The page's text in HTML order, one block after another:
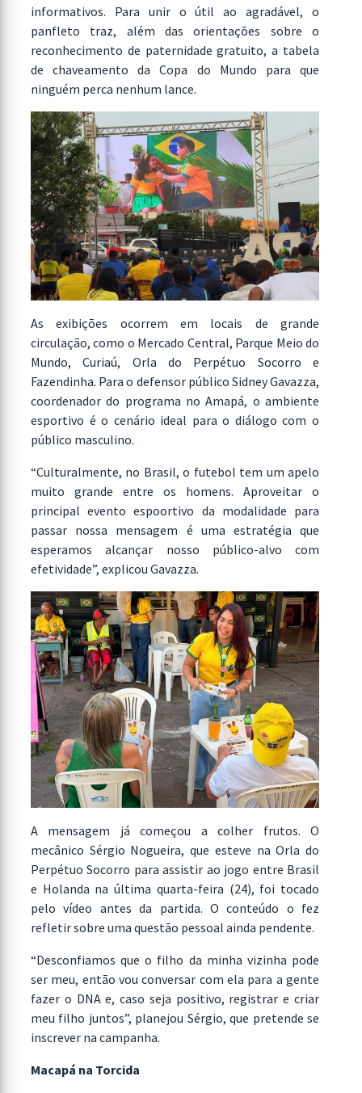
informativos. Para unir o útil ao agradável, o
panfleto traz, além das orientações sobre o
reconhecimento de paternidade gratuito, a tabela
de chaveamento da Copa do Mundo para que
ninguém perca nenhum lance.
As exibições ocorrem em locais de grande
circulação, como o Mercado Central, Parque Meio do
Mundo, Curiaú, Orla do Perpétuo Socorro e
Fazendinha. Para o defensor público Sidney Gavazza,
coordenador do programa no Amapá, o ambiente
esportivo é o cenário ideal para o diálogo com o
público masculino.
“Culturalmente, no Brasil, o futebol tem um apelo
muito grande entre os homens. Aproveitar o
principal evento espoortivo da modalidade para
passar nossa mensagem é uma estratégia que
esperamos alcançar nosso público-alvo com
efetividade”, explicou Gavazza.
A mensagem já começou a colher frutos. O
mecânico Sérgio Nogueira, que esteve na Orla do
Perpétuo Socorro para assistir ao jogo entre Brasil
e Holanda na última quarta-feira (24), foi tocado
pelo vídeo antes da partida. O conteúdo o fez
refletir sobre uma questão pessoal ainda pendente.
“Desconfiamos que o filho da minha vizinha pode
ser meu, então vou conversar com ela para a gente
fazer o DNA e, caso seja positivo, registrar e criar
meu filho juntos”, planejou Sérgio, que pretende se
inscrever na campanha.
Macapá na Torcida